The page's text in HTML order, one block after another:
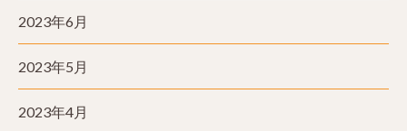
2023年6月
2023年5月
2023年4月